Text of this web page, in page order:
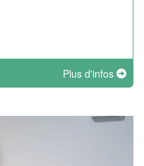
Plus d'infos